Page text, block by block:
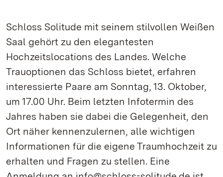
Schloss Solitude mit seinem stilvollen Weißen
Saal gehört zu den elegantesten
Hochzeitslocations des Landes. Welche
Trauoptionen das Schloss bietet, erfahren
interessierte Paare am Sonntag, 13. Oktober,
um 17.00 Uhr. Beim letzten Infotermin des
Jahres haben sie dabei die Gelegenheit, den
Ort näher kennenzulernen, alle wichtigen
Informationen für die eigene Traumhochzeit zu
erhalten und Fragen zu stellen. Eine